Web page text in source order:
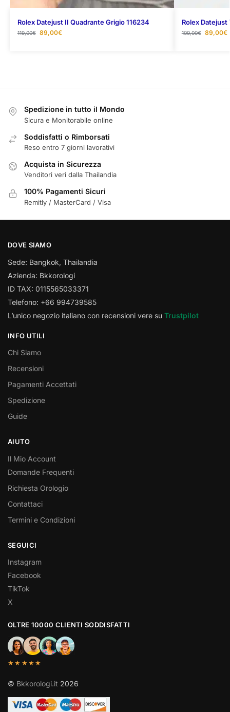
Rolex Datejust II Quadrante Grigio 116234
119,00€ 89,00€
Rolex Datejust
109,00€ 89,00€
Spedizione in tutto il Mondo
Sicura e Monitorabile online
Soddisfatti o Rimborsati
Reso entro 7 giorni lavorativi
Acquista in Sicurezza
Venditori veri dalla Thailandia
100% Pagamenti Sicuri
Remitly / MasterCard / Visa
DOVE SIAMO
Sede: Bangkok, Thailandia
Azienda: Bkkorologi
ID TAX: 0115565033371
Telefono: +66 994739585
L’unico negozio italiano con recensioni vere su Trustpilot
INFO UTILI
Chi Siamo
Recensioni
Pagamenti Accettati
Spedizione
Guide
AIUTO
Il Mio Account
Domande Frequenti
Richiesta Orologio
Contattaci
Termini e Condizioni
SEGUICI
Instagram
Facebook
TikTok
X
OLTRE 10000 CLIENTI SODDISFATTI
★★★★★
© Bkkorologi.it 2026